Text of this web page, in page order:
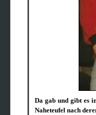
Da gab und gibt es
Naheteufel nach